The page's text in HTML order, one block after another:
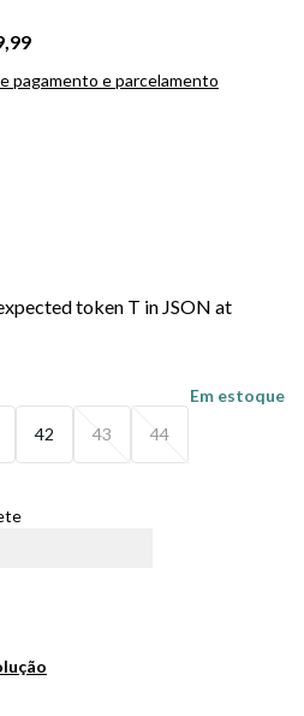
pagamento e parcelamento
token T in JSON at
42 43 44
Em estoque